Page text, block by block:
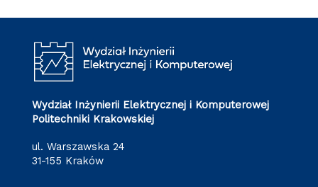
Wydział Inżynierii Elektrycznej i Komputerowej
Politechniki Krakowskiej
ul. Warszawska 24
31-155 Kraków